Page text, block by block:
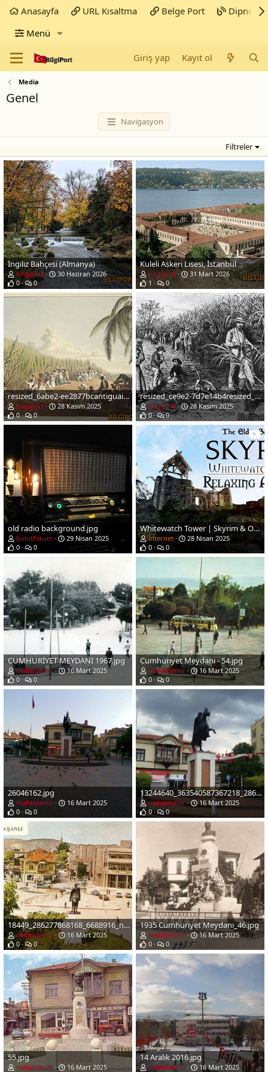
Anasayfa URL Kısaltma Belge Port
Dipnot
Menü
Giriş yap Kayıt ol
Media
Genel
Navigasyon
Filtreler
İngiliz Bahçesi (Almanya)
bilgiport
30 Haziran 2026
0
0
Kuleli Askeri Lisesi, İstanbul
bilgiport
31 Mart 2026
1
0
resized_6abe2-ee2877bcantiguaingilizkolonisindesekerekimi1823.jpg
bilgiport
28 Kasım 2025
0
0
resized_ce9e2-7d7e14b4resized_a216e56bd14ccantislavery3.jpg
bilgiport
28 Kasım 2025
0
0
old radio background.jpg
bulutforum
29 Nisan 2025
0
0
Whitewatch Tower | Skyrim & Oblivion Music & Ambience
internet
28 Nisan 2025
0
0
CUMHURİYET MEYDANI 1967.jpg
malialdemir
16 Mart 2025
0
0
Cumhuriyet Meydanı - 54.jpg
malialdemir
16 Mart 2025
0
0
26046162.jpg
malialdemir
16 Mart 2025
0
0
13244640_363540587367218_2867421275431923060_n.jpg
malialdemir
16 Mart 2025
0
0
18449_286277868168_6688916_n.jpg
malialdemir
16 Mart 2025
0
0
1935 Cumhuriyet Meydanı_46.jpg
malialdemir
16 Mart 2025
0
0
55.jpg
malialdemir
16 Mart 2025
14 Aralık 2016.jpg
malialdemir
16 Mart 2025